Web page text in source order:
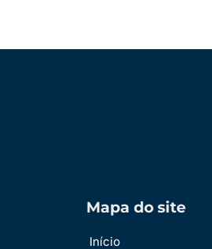
Mapa do site
Início